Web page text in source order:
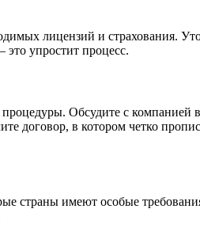
лицензий и страхования.
упростит процесс.
Обсудите с компанией
договор, в котором четко
страны имеют особые